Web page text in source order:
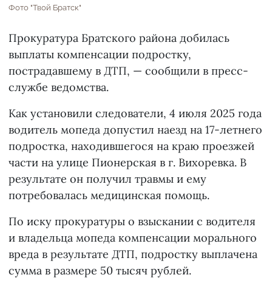
Фото "Твой Братск"
Прокуратура Братского района добилась
выплаты компенсации подростку,
пострадавшему в ДТП, — сообщили в пресс-
службе ведомства.
Как установили следователи, 4 июля 2025 года
водитель мопеда допустил наезд на 17-летнего
подростка, находившегося на краю проезжей
части на улице Пионерская в г. Вихоревка. В
результате он получил травмы и ему
потребовалась медицинская помощь.
По иску прокуратуры о взыскании с водителя
и владельца мопеда компенсации морального
вреда в результате ДТП, подростку выплачена
сумма в размере 50 тысяч рублей.